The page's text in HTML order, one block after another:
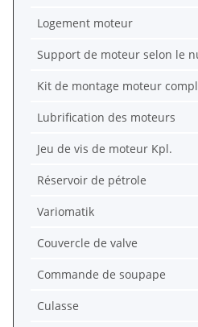
Logement moteur
Support de moteur selon le
Kit de montage moteur
Lubrification des moteurs
Jeu de vis de moteur Kpl.
Réservoir de pétrole
Variomatik
Couvercle de valve
Commande de soupape
Culasse